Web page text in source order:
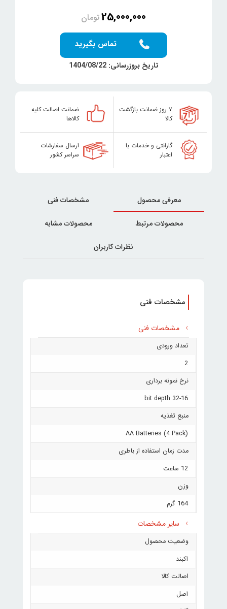
25,000,000تومان
تماس بگیرید
تاریخ بروزرسانی: 1404/08/22
۷ روز ضمانت بازگشت
کالا
ضمانت اصالت کلیه
کالاها
گارانتی و خدمات با
اعتبار
ارسال سفارشات
سراسر کشور
معرفی محصول مشخصات فنی
محصولات مرتبط محصولات مشابه
نظرات کاربران
مشخصات فنی
مشخصات فنی
تعداد ورودی
2
نرخ نمونه برداری
32-16 bit depth
منبع تغذیه
AA Batteries (4 Pack)
مدت زمان استفاده از باطری
12 ساعت
وزن
164 گرم
سایر مشخصات
وضعیت محصول
اکبند
اصالت کالا
اصل